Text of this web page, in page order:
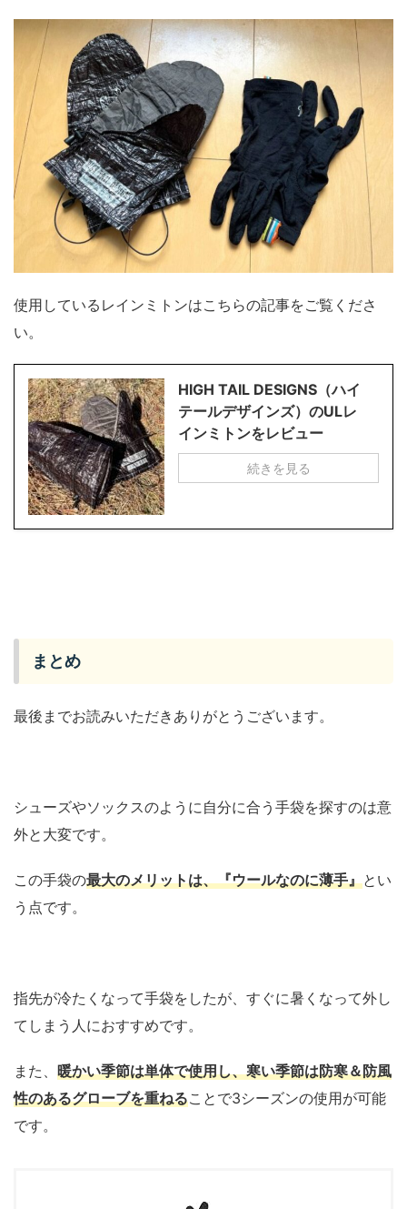
使用しているレインミトンはこちらの記事をご覧くださ
い。
HIGH TAIL DESIGNS（ハイ
テールデザインズ）のULレ
インミトンをレビュー
続きを見る
まとめ
最後までお読みいただきありがとうございます。
シューズやソックスのように自分に合う手袋を探すのは意
外と大変です。
この手袋の最大のメリットは、『ウールなのに薄手』とい
う点です。
指先が冷たくなって手袋をしたが、すぐに暑くなって外し
てしまう人におすすめです。
また、 暖かい季節は単体で使用し、寒い季節は防寒＆防風
性のあるグローブを重ねることで3シーズンの使用が可能
です。